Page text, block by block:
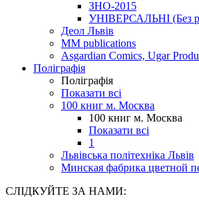
ЗНО-2015
УНІВЕРСАЛЬНІ (Без
Деол Львів
MM publications
Asgardian Comics, Ugar
Поліграфія
Поліграфія
Показати всі
100 книг м. Москва
100 книг м. Москва
Показати всі
1
Львівська політехніка Львів
Минская фабрика цветной
СЛІДКУЙТЕ ЗА НАМИ: